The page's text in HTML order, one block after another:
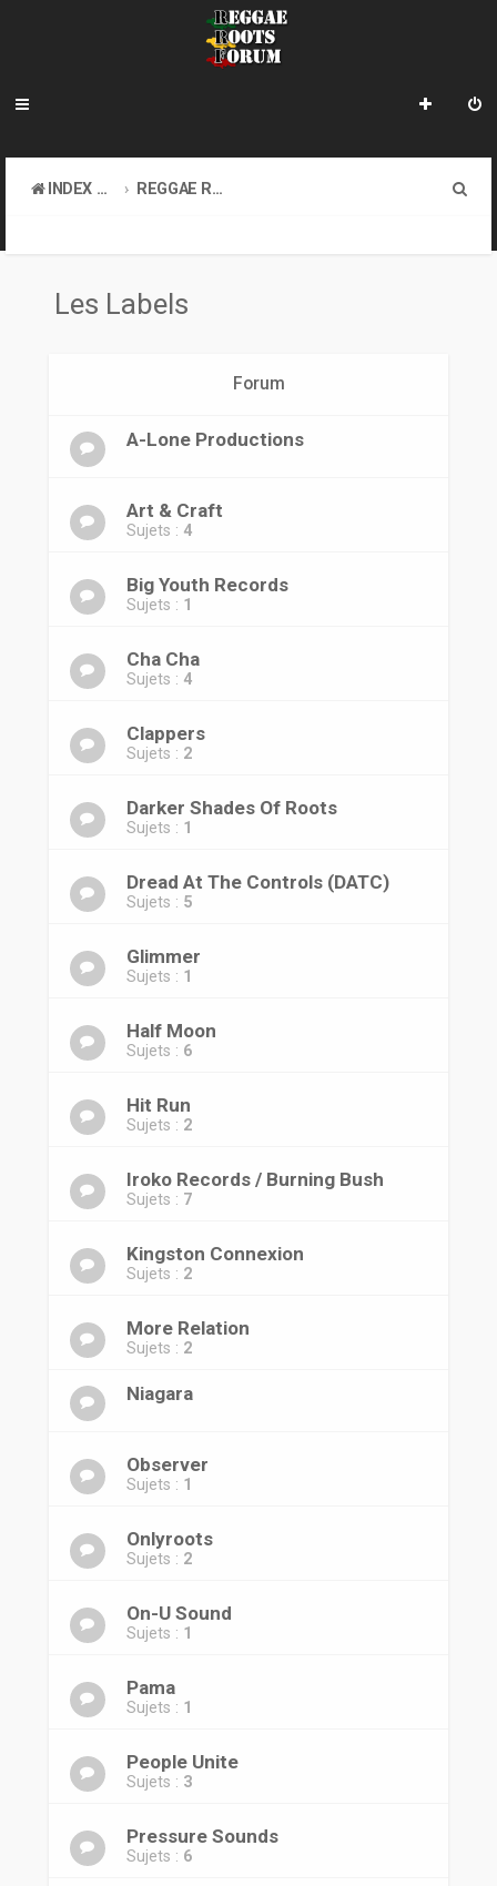
INDEX DU FORUM
REGGAE ROOTS DISCOVERY
Les Labels
Forum
A-Lone Productions
Art & Craft
Sujets : 4
Big Youth Records
Sujets : 1
Cha Cha
Sujets : 4
Clappers
Sujets : 2
Darker Shades Of Roots
Sujets : 1
Dread At The Controls (DATC)
Sujets : 5
Glimmer
Sujets : 1
Half Moon
Sujets : 6
Hit Run
Sujets : 2
Iroko Records / Burning Bush
Sujets : 7
Kingston Connexion
Sujets : 2
More Relation
Sujets : 2
Niagara
Observer
Sujets : 1
Onlyroots
Sujets : 2
On-U Sound
Sujets : 1
Pama
Sujets : 1
People Unite
Sujets : 3
Pressure Sounds
Sujets : 6